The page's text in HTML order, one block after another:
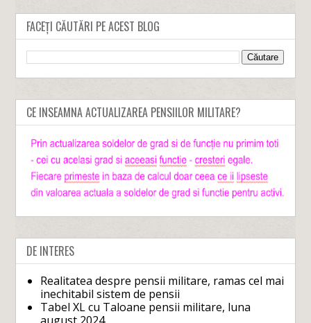
FACEȚI CĂUTĂRI PE ACEST BLOG
CE INSEAMNA ACTUALIZAREA PENSIILOR MILITARE?
DE INTERES
Realitatea despre pensii militare, ramas cel mai
inechitabil sistem de pensii
Tabel XL cu Taloane pensii militare, luna
august 2024